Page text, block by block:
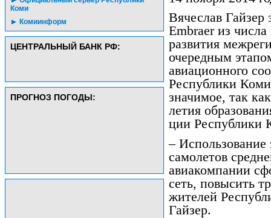
Коми
Комиинформ
ЦЕНТРАЛЬНЫЙ БАНК РФ:
ПРОГНОЗ ПОГОДЫ:
Вячеслав Гайзер
Embraer из
развития
очередным
авиационного
Республики
значимое, так
летия
ции Республики
–
самолетов
авиакомпании
сеть, повысить
жителей
Гайзер.